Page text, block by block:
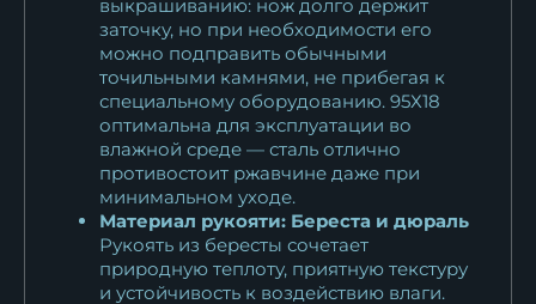
(надпись)
10 016 ₽
Нож Рыбак 2 D2 береста
13 200₽
Нож Рыбак 2 ХВ-5 береста
11 954₽
выкрашиванию: нож долго держит
заточку, но при необходимости его
можно подправить обычными
точильными камнями, не прибегая к
специальному оборудованию. 95Х18
оптимальна для эксплуатации во
влажной среде — сталь отлично
противостоит ржавчине даже при
минимальном уходе.
Материал рукояти: Береста и дюраль
Рукоять из бересты сочетает
природную теплоту, приятную текстуру
и устойчивость к воздействию влаги.